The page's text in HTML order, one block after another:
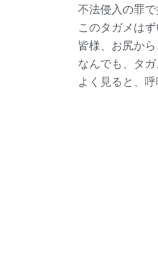
不法侵入の罪
このタガメは
皆様、お尻か
なんでも、タ
よく見ると、